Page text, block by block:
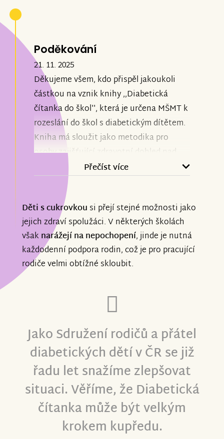
Poděkování
21. 11. 2025
Děkujeme všem, kdo přispěl jakoukoli
částkou na vznik knihy ,,Diabetická
čítanka do škol'', která je určena MŠMT k
rozeslání do škol s diabetickým dítětem.
Kniha má sloužit jako metodika pro
osoby zajišťující zdravotní dohled nad
dítětem s cukrovkou.
Věříme, že se podaří zlepšit situaci dětí i
jejich rodičů.
Moc Vám děkujeme, bez Vás by to nešlo.
Moc si vážíme Vaší pomoci. Také byly
krásné Vaše vzkazy, ty jsou velkým
Věřte, že i nadále budeme pracovat nad
tom, jak dětem - diabetikům ulehčit
život.
S pozdravem
Zdeňka StaňkovápředsedkyněSdružení
Přečíst více
Děti s cukrovkou si přejí stejné možnosti jako
jejich zdraví spolužáci. V některých školách
však narážejí na nepochopení, jinde je nutná
každodenní podpora rodin, což je pro pracující
rodiče velmi obtížné skloubit.
Jako Sdružení rodičů a přátel
diabetických dětí v ČR se již
řadu let snažíme zlepšovat
situaci. Věříme, že Diabetická
čítanka může být velkým
krokem kupředu.